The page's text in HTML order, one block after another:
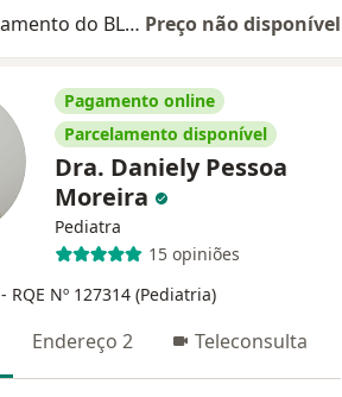
Acompanhamento do BLW e Alimentação participativa Preço não disponível
Pagamento online
Parcelamento disponível
Dra. Daniely Pessoa
Moreira
Pediatra
15 opiniões
- RQE Nº 127314 (Pediatria)
Endereço 2 Teleconsulta